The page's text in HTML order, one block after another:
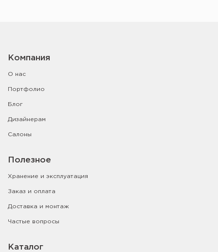
Компания
О нас
Портфолио
Блог
Дизайнерам
Салоны
Полезное
Хранение и эксплуатация
Заказ и оплата
Доставка и монтаж
Частые вопросы
Каталог